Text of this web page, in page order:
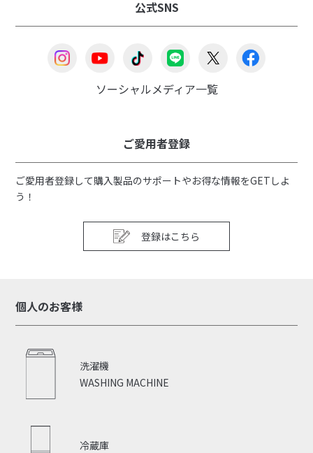
公式SNS
ソーシャルメディア一覧
ご愛用者登録
ご愛用者登録して購入製品のサポートやお得な情報をGETしよ
う！
登録はこちら
個人のお客様
WASHING MACHINE
洗濯機
冷蔵庫